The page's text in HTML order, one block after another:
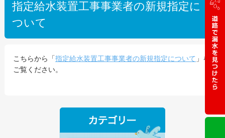
指定給水装置工事事業者の新規指定に
ついて
こちらから「指定給水装置工事事業者の新規指定について 」を
ご覧ください。